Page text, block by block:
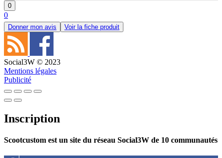
0
0
Donner mon avis Voir la fiche produit
Social3W © 2023
Mentions légales
Publicité
Inscription
Scootcustom est un site du réseau Social3W de 10 communautés